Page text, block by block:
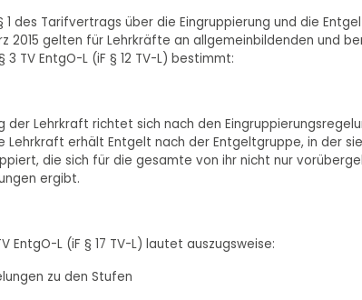
1 des Tarifvertrags über die Eingruppierung und die
2015 gelten für Lehrkräfte an allgemeinbildenden und
3 TV EntgO-L (iF § 12 TV-L) bestimmt:
der Lehrkraft richtet sich nach den
Lehrkraft erhält Entgelt nach der Entgeltgruppe, in der
die sich für die gesamte von ihr nicht nur
ergibt.
EntgO-L (iF § 17 TV-L) lautet auszugsweise:
zu den Stufen